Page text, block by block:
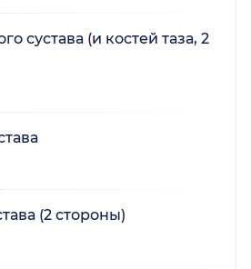
сустава (и костей таза, 2
(2 стороны)